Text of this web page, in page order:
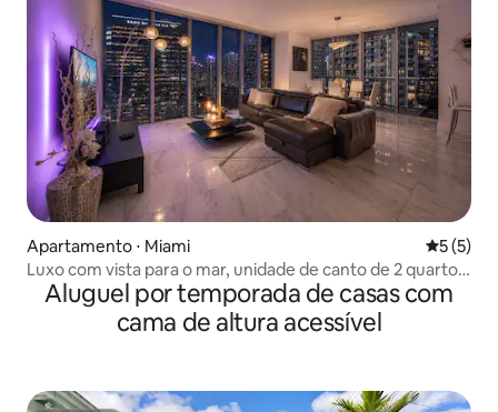
Apartamento ⋅ Miami 5 de
5 (5)
Luxo com vista para o mar, unidade de canto de 2 quartos
na residência W
Aluguel por temporada de casas com
cama de altura acessível